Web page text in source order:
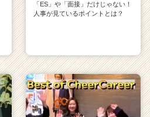
「ES」や「面接」だけじゃない！
人事が見ているポイントとは？